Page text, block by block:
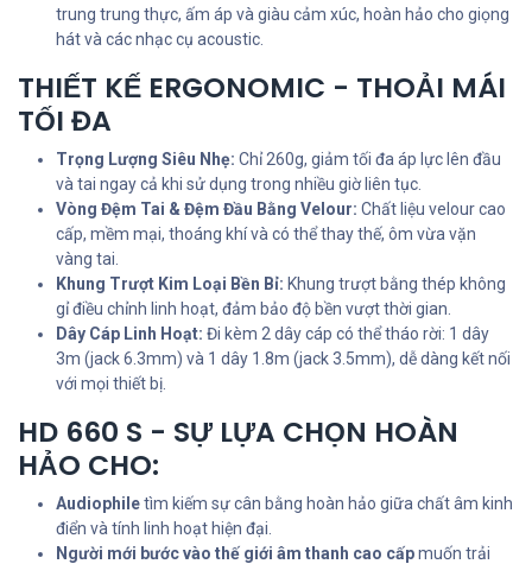
trung trung thực, ấm áp và giàu cảm xúc, hoàn hảo cho giọng
hát và các nhạc cụ acoustic.
THIẾT KẾ ERGONOMIC - THOẢI MÁI
TỐI ĐA
Trọng Lượng Siêu Nhẹ: Chỉ 260g, giảm tối đa áp lực lên đầu
và tai ngay cả khi sử dụng trong nhiều giờ liên tục.
Vòng Đệm Tai & Đệm Đầu Bằng Velour: Chất liệu velour cao
cấp, mềm mại, thoáng khí và có thể thay thế, ôm vừa vặn
vàng tai.
Khung Trượt Kim Loại Bền Bỉ: Khung trượt bằng thép không
gỉ điều chỉnh linh hoạt, đảm bảo độ bền vượt thời gian.
Dây Cáp Linh Hoạt: Đi kèm 2 dây cáp có thể tháo rời: 1 dây
3m (jack 6.3mm) và 1 dây 1.8m (jack 3.5mm), dễ dàng kết nối
với mọi thiết bị.
HD 660 S - SỰ LỰA CHỌN HOÀN
HẢO CHO:
Audiophiletìm kiếm sự cân bằng hoàn hảo giữa chất âm kinh
điển và tính linh hoạt hiện đại.
Người mới bước vào thế giới âm thanh cao cấpmuốn trải